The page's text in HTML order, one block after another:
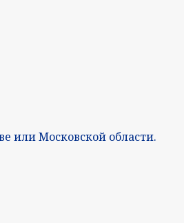
или Московской области.